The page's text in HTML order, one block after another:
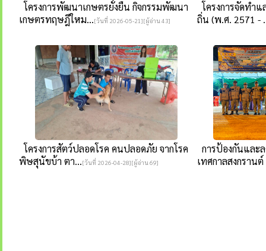
โครงการพัฒนาเกษตรยั่งยืน กิจกรรมพัฒนา
เกษตรทฤษฎีใหม...[วันที่ 2026-05-21][ผู้อ่าน 43]
โครงการจัดท
ถิ่น (พ.ศ. 2571 -
โครงการสัตว์ปลอดโรค คนปลอดภัย จากโรค
พิษสุนัขบ้า ตา...[วันที่ 2026-04-28][ผู้อ่าน 69]
การป้องกันและ
เทศกาลสงกรานต์